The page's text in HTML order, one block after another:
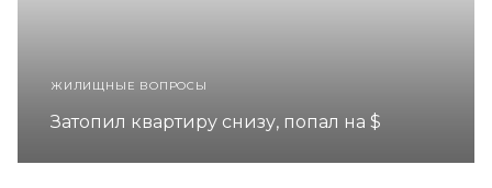
ЖИЛИЩНЫЕ ВОПРОСЫ
Затопил квартиру снизу, попал на $